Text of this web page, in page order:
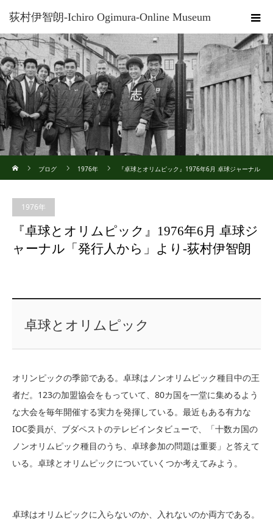
荻村伊智朗-Ichiro Ogimura-Online Museum
志
ブログ
1976年 『卓球とオリムピック』1976年6月 卓球ジャーナル
1976年
『卓球とオリムピック』1976年6月 卓球ジ
ャーナル「発行人から」より-荻村伊智朗
卓球とオリムピック
オリンピックの季節である。卓球はノンオリムピック種目中の王
者だ。123の加盟協会をもっていて、80カ国を一堂に集めるよう
な大会を毎年開催する実力を発揮している。最近もある有力な
IOC委員が、ブダペストのテレビインタビューで、「十数カ国の
ノンオリムピック種目のうち、卓球参加の問題は重要」と答えて
いる。卓球とオリムピックについていくつか考えてみよう。
卓球はオリムピックに入らないのか、入れないのか両方である。